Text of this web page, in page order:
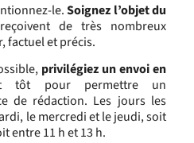
le.Soignez l’objet du
de très nombreux
factuel et précis.
privilégiez un envoi en
tôt pour permettre un
de rédaction. Les jours les
le mercredi et le jeudi, soit
entre 11 h et 13 h.